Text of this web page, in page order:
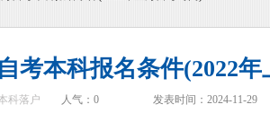
考本科报名条件(2022
科落户 人气： 0 发表时间：2024-11-29